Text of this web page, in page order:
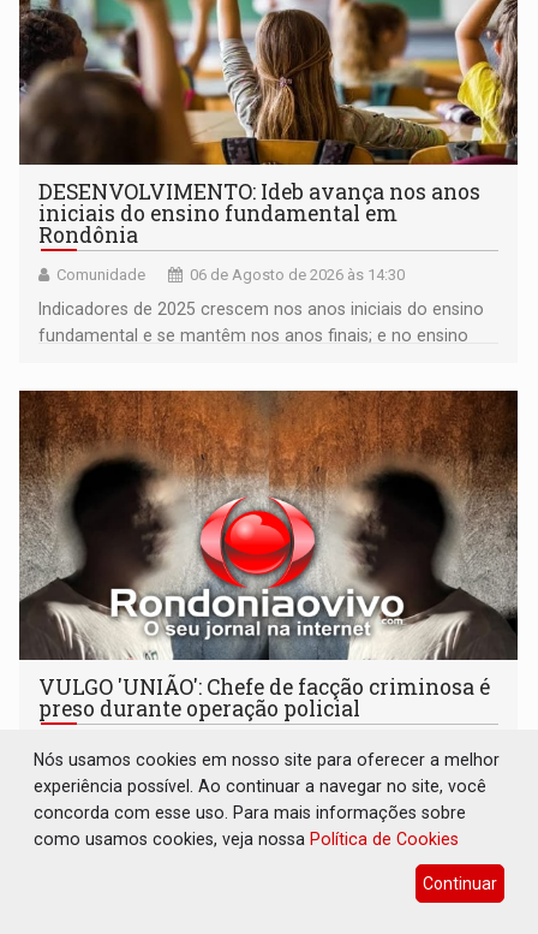
DESENVOLVIMENTO: Ideb avança nos anos
iniciais do ensino fundamental em
Rondônia
Comunidade 06 de Agosto de 2026 às 14:30
Indicadores de 2025 crescem nos anos iniciais do ensino
fundamental e se mantêm nos anos finais; e no ensino
VULGO 'UNIÃO': Chefe de facção criminosa é
preso durante operação policial
Acusado ainda tentou fugir para um matagal
Nós usamos cookies em nosso site para oferecer a melhor
experiência possível. Ao continuar a navegar no site, você
concorda com esse uso. Para mais informações sobre
como usamos cookies, veja nossa Política de Cookies
Continuar